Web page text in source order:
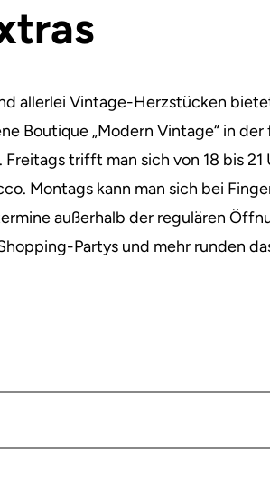
allerlei Vintage-Herzstücken
Boutique „Modern Vintage“ in der
trifft man sich von 18 bis 21
Montags kann man sich bei
außerhalb der regulären
Partys und mehr runden